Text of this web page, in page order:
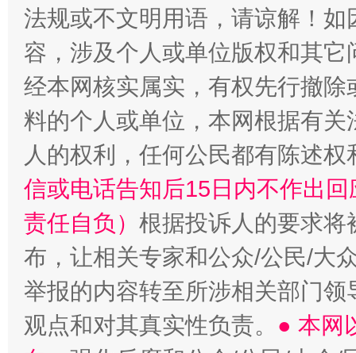
“蜀中异人”王建安的艺术幻境
法规或不文明用语，请谅解！
容，涉及个人或单位版权和其它
经本网核实属实，有权先行撤
料的个人或单位，本网根据有
人的权利，任何公民都有陈述
信或电话告知后15日内不作出
责任自负） 根据投诉人的要求将
布，让相关专家和公众/公民/大
举报的内容转至所涉相关部门
观点和对其真实性负责。 ● 本网